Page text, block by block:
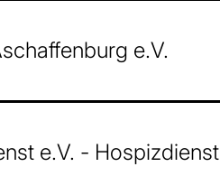
e.V.
e.V. - Hospizdienst